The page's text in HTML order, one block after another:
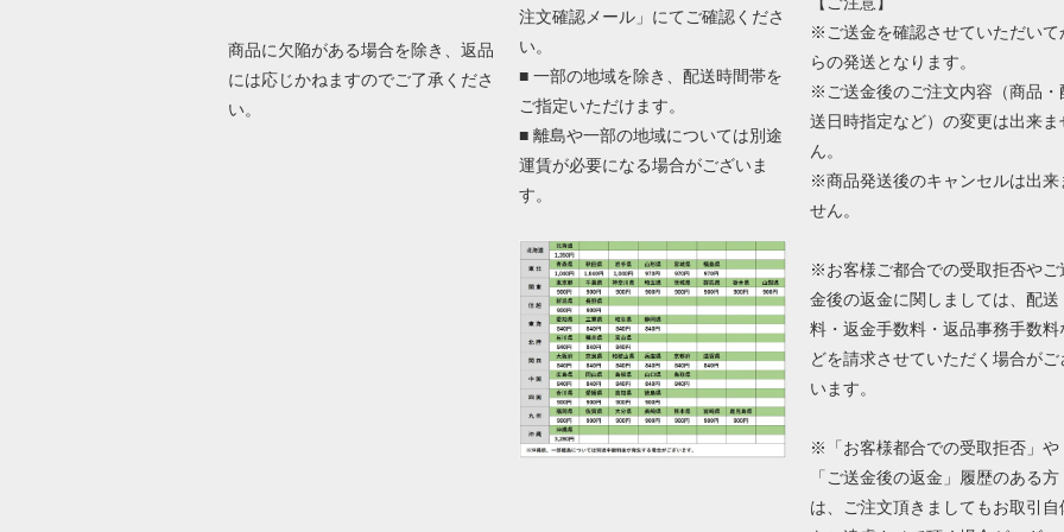
商品に欠陥がある場合を除き、返品
には応じかねますのでご了承くださ
い。
注文確認メール」にてご確認くださ
い。
■ 一部の地域を除き、配送時間帯を
ご指定いただけます。
■ 離島や一部の地域については別途
運賃が必要になる場合がございま
す。
※ご送金を確認させていただいて
らの発送となります。
※ご送金後のご注文内容（商品・
送日時指定など）の変更は出来ま
ん。
※商品発送後のキャンセルは出来
せん。
※お客様ご都合での受取拒否やご
金後の返金に関しましては、配送
料・返金手数料・返品事務手数料
どを請求させていただく場合がご
います。
※「お客様都合での受取拒否」や
「ご送金後の返金」履歴のある方
は、ご注文頂きましてもお取引自